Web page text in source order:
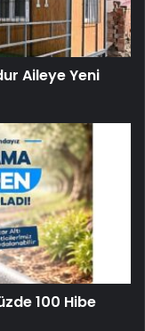
Aileye Yeni
100 Hibe